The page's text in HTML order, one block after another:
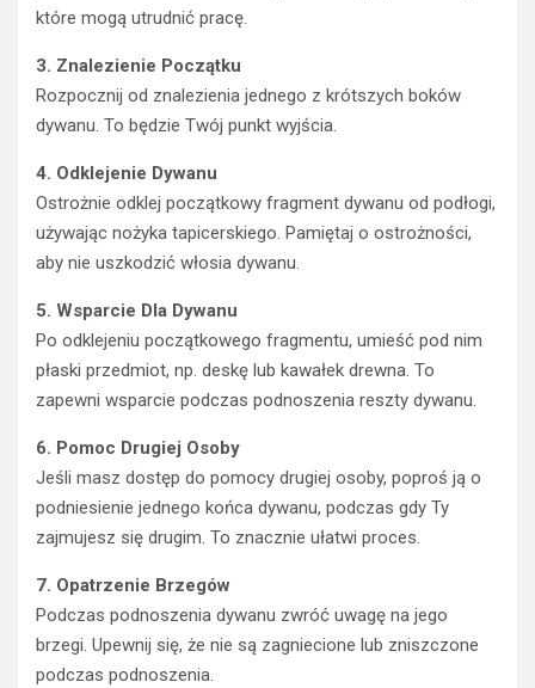
które mogą utrudnić pracę.
3. Znalezienie Początku
Rozpocznij od znalezienia jednego z krótszych boków
dywanu. To będzie Twój punkt wyjścia.
4. Odklejenie Dywanu
Ostrożnie odklej początkowy fragment dywanu od podłogi,
używając nożyka tapicerskiego. Pamiętaj o ostrożności,
aby nie uszkodzić włosia dywanu.
5. Wsparcie Dla Dywanu
Po odklejeniu początkowego fragmentu, umieść pod nim
płaski przedmiot, np. deskę lub kawałek drewna. To
zapewni wsparcie podczas podnoszenia reszty dywanu.
6. Pomoc Drugiej Osoby
Jeśli masz dostęp do pomocy drugiej osoby, poproś ją o
podniesienie jednego końca dywanu, podczas gdy Ty
zajmujesz się drugim. To znacznie ułatwi proces.
7. Opatrzenie Brzegów
Podczas podnoszenia dywanu zwróć uwagę na jego
brzegi. Upewnij się, że nie są zagniecione lub zniszczone
podczas podnoszenia.